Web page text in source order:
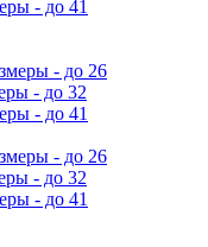
- до 41
- до 26
- до 32
- до 41
- до 26
- до 32
- до 41